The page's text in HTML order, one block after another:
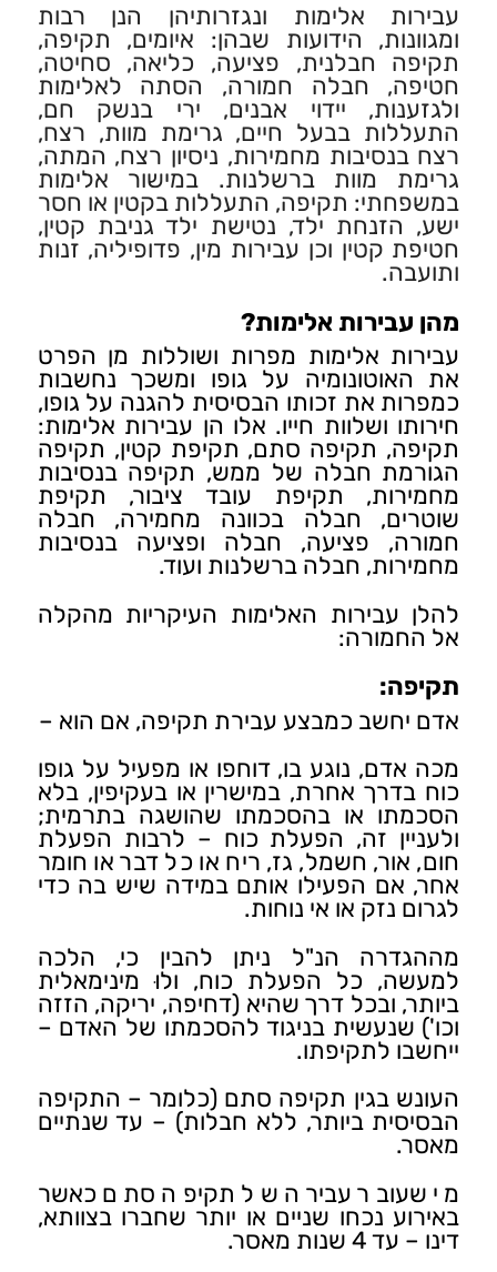
עבירות אלימות ונגזרותיהן הנן רבות
ומגוונות, הידועות שבהן: איומים, תקיפה,
תקיפה חבלנית, פציעה, כליאה, סחיטה,
חטיפה, חבלה חמורה, הסתה לאלימות
ולגזענות, יידוי אבנים, ירי בנשק חם,
התעללות בבעל חיים, גרימת מוות, רצח,
רצח בנסיבות מחמירות, ניסיון רצח, המתה,
גרימת מוות ברשלנות. במישור אלימות
במשפחתי: תקיפה, התעללות בקטין או חסר
ישע, הזנחת ילד, נטישת ילד גניבת קטין,
חטיפת קטין וכן עבירות מין, פדופיליה, זנות
ותועבה.
מהן עבירות אלימות?
עבירות אלימות מפרות ושוללות מן הפרט
את האוטונומיה על גופו ומשכך נחשבות
כמפרות את זכותו הבסיסית להגנה על גופו,
חירותו ושלוות חייו. אלו הן עבירות אלימות:
תקיפה, תקיפה סתם, תקיפת קטין, תקיפה
הגורמת חבלה של ממש, תקיפה בנסיבות
מחמירות, תקיפת עובד ציבור, תקיפת
שוטרים, חבלה בכוונה מחמירה, חבלה
חמורה, פציעה, חבלה ופציעה בנסיבות
מחמירות, חבלה ברשלנות ועוד.
להלן עבירות האלימות העיקריות מהקלה
אל החמורה:
תקיפה:
אדם יחשב כמבצע עבירת תקיפה, אם הוא –
מכה אדם, נוגע בו, דוחפו או מפעיל על גופו
כוח בדרך אחרת, במישרין או בעקיפין, בלא
הסכמתו או בהסכמתו שהושגה בתרמית;
ולעניין זה, הפעלת כוח – לרבות הפעלת
חום, אור, חשמל, גז, ריח או כל דבר או חומר
אחר, אם הפעילו אותם במידה שיש בה כדי
לגרום נזק או אי נוחות.
מההגדרה הנ"ל ניתן להבין כי, הלכה
למעשה, כל הפעלת כוח, ולוּ מינימאלית
ביותר, ובכל דרך שהיא (דחיפה, יריקה, הזזה
וכו') שנעשית בניגוד להסכמתו של האדם –
ייחשבו לתקיפתו.
העונש בגין תקיפה סתם (כלומר – התקיפה
הבסיסית ביותר, ללא חבלות) – עד שנתיים
מאסר.
מי שעובר עבירה של תקיפה סתם כאשר
באירוע נכחו שניים או יותר שחברו בצוותא,
דינו – עד 4 שנות מאסר.